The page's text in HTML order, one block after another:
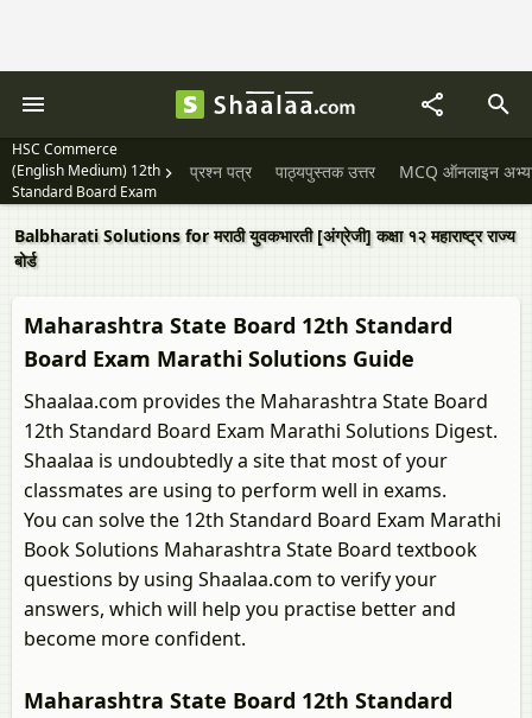
HSC Commerce
(English Medium) 12th
Standard Board Exam
प्रश्न पत्र पाठ्यपुस्तक उत्तर MCQ ऑनलाइन
Balbharati Solutions for मराठी युवकभारती [अंग्रेजी] कक्षा १२ महाराष्ट्र राज्य
बोर्ड
Maharashtra State Board 12th Standard
Board Exam Marathi Solutions Guide
Shaalaa.com provides the Maharashtra State Board
12th Standard Board Exam Marathi Solutions Digest.
Shaalaa is undoubtedly a site that most of your
classmates are using to perform well in exams.
You can solve the 12th Standard Board Exam Marathi
Book Solutions Maharashtra State Board textbook
questions by using Shaalaa.com to verify your
answers, which will help you practise better and
become more confident.
Maharashtra State Board 12th Standard